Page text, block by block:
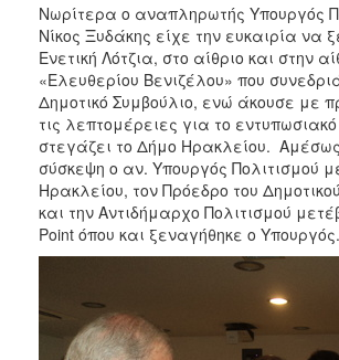
Νωρίτερα ο αναπληρωτής Υπουργός
Νίκος Ξυδάκης είχε την ευκαιρία να
Ενετική Λότζια, στο αίθριο και στην
«Ελευθερίου Βενιζέλου» που
Δημοτικό Συμβούλιο, ενώ άκουσε με
τις λεπτομέρειες για το εντυπωσιακό
στεγάζει το Δήμο Ηρακλείου.
σύσκεψη ο αν. Υπουργός Πολιτισμού
Ηρακλείου, τον Πρόεδρο του
και την Αντιδήμαρχο Πολιτισμού
Point όπου και ξεναγήθηκε ο Υπουργός.